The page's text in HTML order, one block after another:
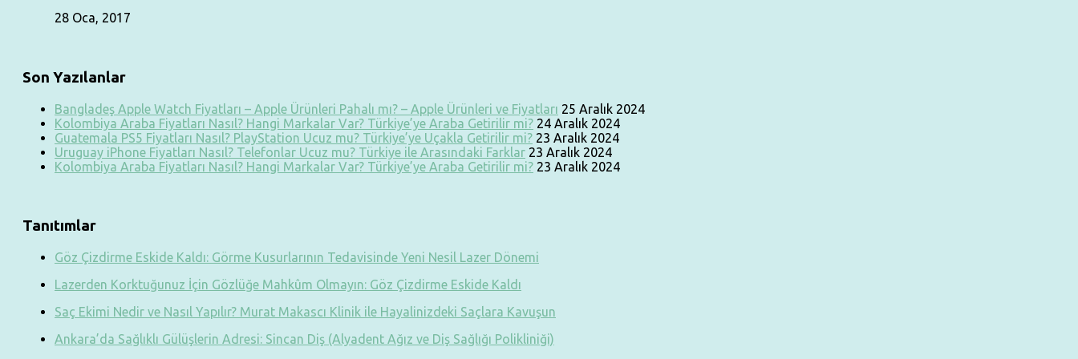
28 Oca, 2017
Son Yazılanlar
Bangladeş Apple Watch Fiyatları – Apple Ürünleri Pahalı mı? – Apple Ürünleri ve Fiyatları 25 Aralık 2024
Kolombiya Araba Fiyatları Nasıl? Hangi Markalar Var? Türkiye’ye Araba Getirilir mi? 24 Aralık 2024
Guatemala PS5 Fiyatları Nasıl? PlayStation Ucuz mu? Türkiye’ye Uçakla Getirilir mi? 23 Aralık 2024
Uruguay iPhone Fiyatları Nasıl? Telefonlar Ucuz mu? Türkiye ile Arasındaki Farklar 23 Aralık 2024
Kolombiya Araba Fiyatları Nasıl? Hangi Markalar Var? Türkiye’ye Araba Getirilir mi? 23 Aralık 2024
Tanıtımlar
Göz Çizdirme Eskide Kaldı: Görme Kusurlarının Tedavisinde Yeni Nesil Lazer Dönemi
Lazerden Korktuğunuz İçin Gözlüğe Mahkûm Olmayın: Göz Çizdirme Eskide Kaldı
Saç Ekimi Nedir ve Nasıl Yapılır? Murat Makascı Klinik ile Hayalinizdeki Saçlara Kavuşun
Ankara’da Sağlıklı Gülüşlerin Adresi: Sincan Diş (Alyadent Ağız ve Diş Sağlığı Polikliniği)